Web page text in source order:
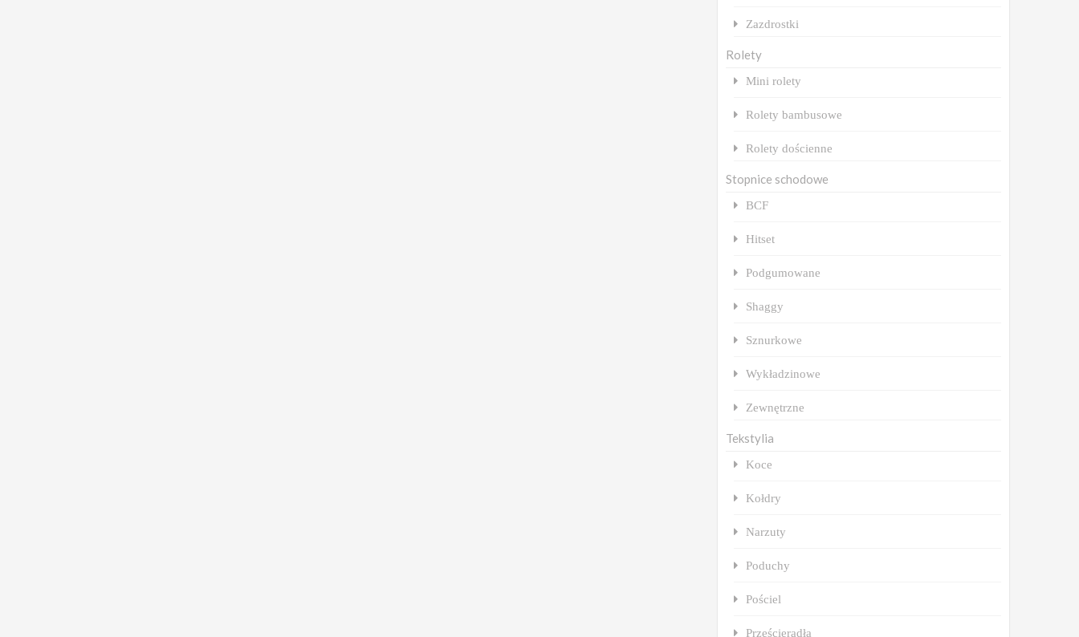
Zazdrostki
Rolety
Mini rolety
Rolety bambusowe
Rolety dościenne
Stopnice schodowe
BCF
Hitset
Podgumowane
Shaggy
Sznurkowe
Wykładzinowe
Zewnętrzne
Tekstylia
Koce
Kołdry
Narzuty
Poduchy
Pościel
Prześcieradła